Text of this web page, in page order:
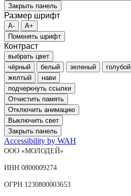
Закрыть панель
Размер шрифт
A-
A+
Поменять шрифт
Контраст
выбрать цвет
чёрный
белый зеленый голубой
желтый
нави
подчеркнуть ссылки
Отчистить память
Отключить анимацию
Выключить свет
Закрыть панель
Accessibility by WAH
ООО «МОЛОДЕЙ»
ИНН 0800009274
ОГРН 1230800003653